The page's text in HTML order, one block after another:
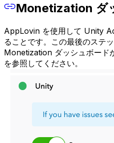
Monetization ダ
AppLovin を使用して Unity
ることです。この最後のステ
Monetization ダッシュボード
を参照してください。